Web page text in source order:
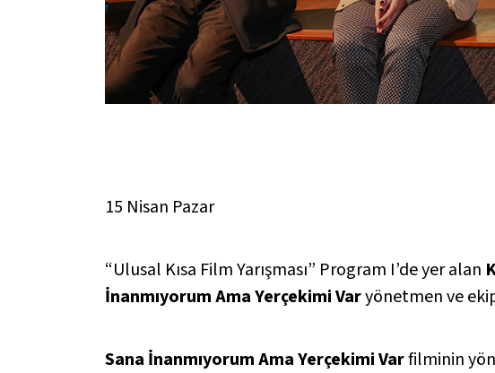
15 Nisan Pazar
“Ulusal Kısa Film Yarışması” Program I’de yer alan
İnanmıyorum Ama Yerçekimi Varyönetmen ve
Sana İnanmıyorum Ama Yerçekimi Varfilminin